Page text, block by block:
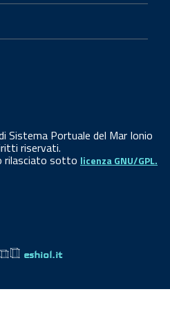
Sistema Portuale del Mar Ionio
riservati.
rilasciato sotto licenza GNU/GPL.
eshiol.it